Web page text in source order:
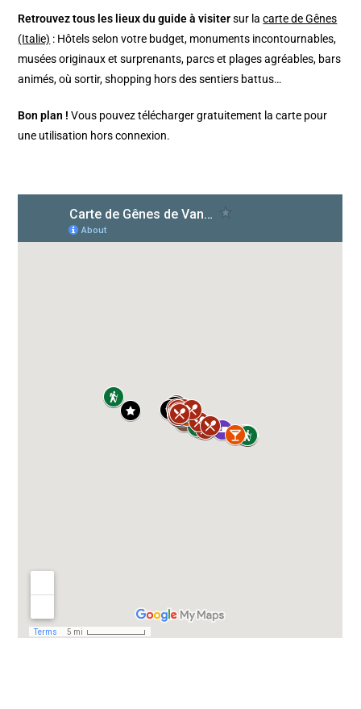
Retrouvez tous les lieux du guide à visitersur lacarte de Gênes
(Italie) : Hôtels selon votre budget, monuments incontournables,
musées originaux et surprenants, parcs et plages agréables, bars
animés, où sortir, shopping hors des sentiers battus…
Bon plan ! Vous pouvez télécharger gratuitement la carte pour
une utilisation hors connexion.